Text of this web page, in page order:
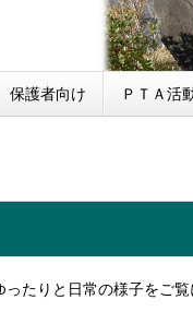
保護者向け ＰＴＡ活
たりと日常の様子をご